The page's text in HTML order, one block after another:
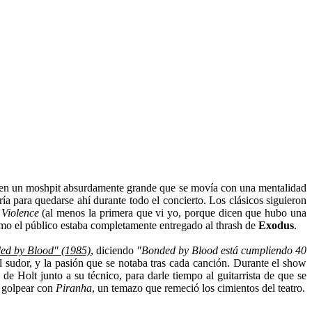
un moshpit absurdamente grande que se movía con una mentalidad
para quedarse ahí durante todo el concierto. Los clásicos siguieron
(al menos la primera que vi yo, porque dicen que hubo una
el público estaba completamente entregado al thrash de Exodus.
by Blood" (1985), diciendo "Bonded by Blood está cumpliendo 40
y la pasión que se notaba tras cada canción. Durante el show
Holt junto a su técnico, para darle tiempo al guitarrista de que se
con Piranha, un temazo que remeció los cimientos del teatro.